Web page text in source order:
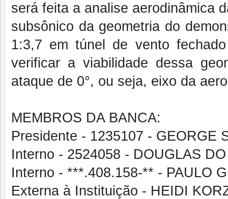
será feita a analise aerodinâmica
subsônico da geometria do
1:3,7 em túnel de vento
verificar a viabilidade dessa
ataque de 0°, ou seja, eixo da
MEMBROS DA BANCA:
Presidente - 1235107 - GEORGE
Interno - 2524058 - DOUGLAS
Interno - ***.408.158-** - PAULO
Externa à Instituição - HEIDI